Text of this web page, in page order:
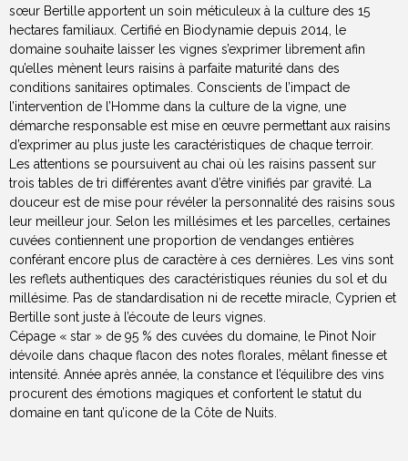
sœur Bertille apportent un soin méticuleux à la culture des 15
hectares familiaux. Certifié en Biodynamie depuis 2014, le
domaine souhaite laisser les vignes s’exprimer librement afin
qu’elles mènent leurs raisins à parfaite maturité dans des
conditions sanitaires optimales. Conscients de l’impact de
l’intervention de l’Homme dans la culture de la vigne, une
démarche responsable est mise en œuvre permettant aux raisins
d’exprimer au plus juste les caractéristiques de chaque terroir.
Les attentions se poursuivent au chai où les raisins passent sur
trois tables de tri différentes avant d’être vinifiés par gravité. La
douceur est de mise pour révéler la personnalité des raisins sous
leur meilleur jour. Selon les millésimes et les parcelles, certaines
cuvées contiennent une proportion de vendanges entières
conférant encore plus de caractère à ces dernières. Les vins sont
les reflets authentiques des caractéristiques réunies du sol et du
millésime. Pas de standardisation ni de recette miracle, Cyprien et
Bertille sont juste à l’écoute de leurs vignes.
Cépage « star » de 95 % des cuvées du domaine, le Pinot Noir
dévoile dans chaque flacon des notes florales, mêlant finesse et
intensité. Année après année, la constance et l’équilibre des vins
procurent des émotions magiques et confortent le statut du
domaine en tant qu’icone de la Côte de Nuits.